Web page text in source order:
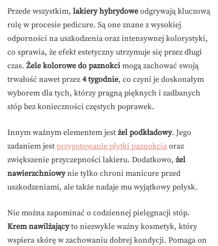
Przede wszystkim, lakiery hybrydowe odgrywają kluczową
rolę w procesie pedicure. Są one znane z wysokiej
odporności na uszkodzenia oraz intensywnej kolorystyki,
co sprawia, że efekt estetyczny utrzymuje się przez długi
czas. Żele kolorowe do paznokci mogą zachować swoją
trwałość nawet przez 4 tygodnie, co czyni je doskonałym
wyborem dla tych, którzy pragną pięknych i zadbanych
stóp bez konieczności częstych poprawek.
Innym ważnym elementem jest żel podkładowy. Jego
zadaniem jest przygotowanie płytki paznokcia oraz
zwiększenie przyczepności lakieru. Dodatkowo, żel
nawierzchniowynie tylko chroni manicure przed
uszkodzeniami, ale także nadaje mu wyjątkowy połysk.
Nie można zapominać o codziennej pielęgnacji stóp.
Krem nawilżającyto niezwykle ważny kosmetyk, który
wspiera skórę w zachowaniu dobrej kondycji. Pomaga on